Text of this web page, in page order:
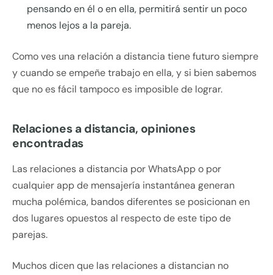
pensando en él o en ella, permitirá sentir un poco
menos lejos a la pareja.
Como ves una relación a distancia tiene futuro siempre
y cuando se empeñe trabajo en ella, y si bien sabemos
que no es fácil tampoco es imposible de lograr.
Relaciones a distancia, opiniones
encontradas
Las relaciones a distancia por WhatsApp o por
cualquier app de mensajería instantánea generan
mucha polémica, bandos diferentes se posicionan en
dos lugares opuestos al respecto de este tipo de
parejas.
Muchos dicen que las relaciones a distancian no